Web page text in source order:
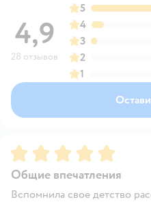
4,9
28 отзывов
5
4
3
2
1
Рейтинг:5
Общие впечатления
Вспомнила свое детство